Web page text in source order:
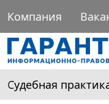
Компания
Судебная